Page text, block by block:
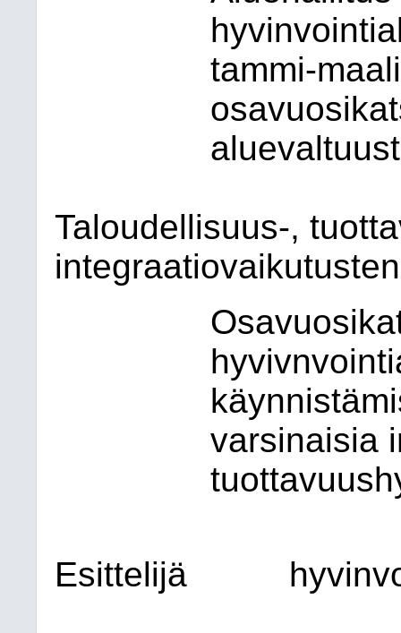
tammi-
Taloudellisuus-,
varsinaisia
Esittelijä